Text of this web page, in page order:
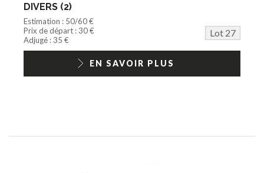
DIVERS (2)
Estimation : 50/60 €
Prix de départ : 30 €
Lot 27
Adjugé : 35 €
EN SAVOIR PLUS